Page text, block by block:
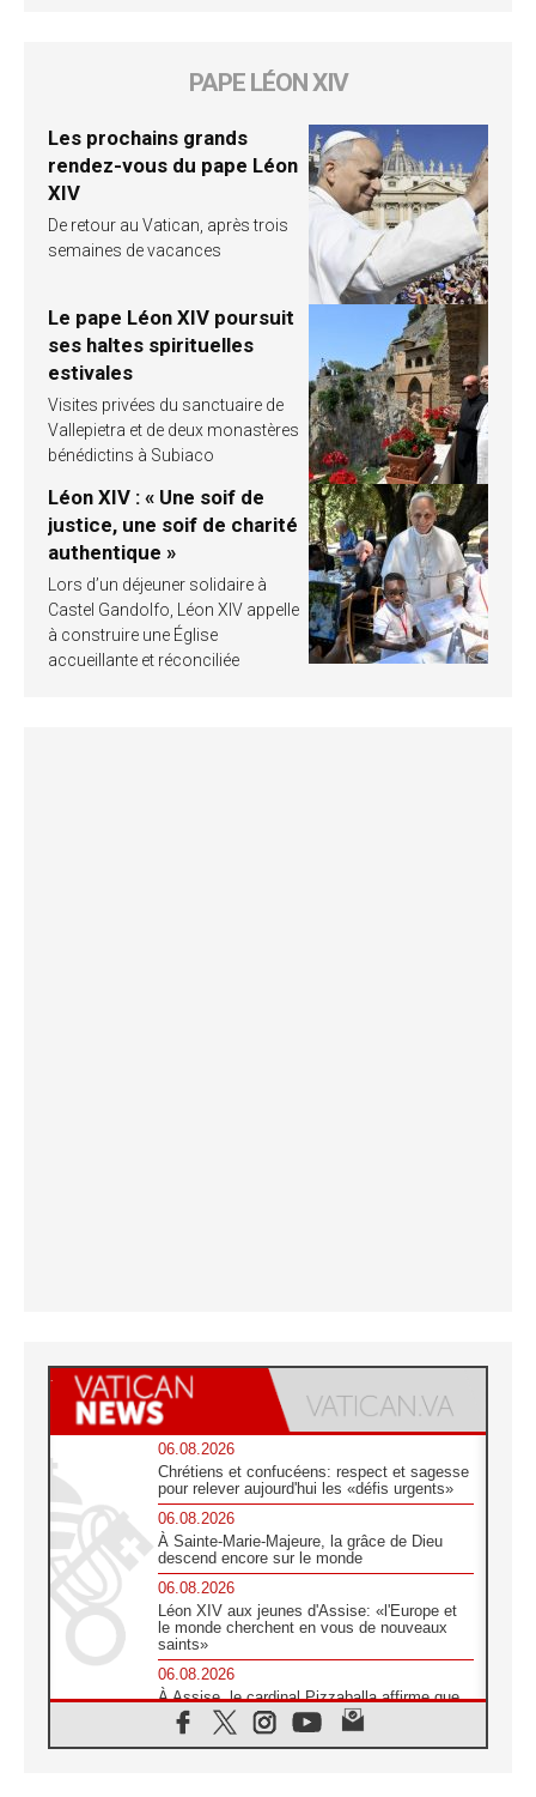
PAPE LÉON XIV
Les prochains grands
rendez-vous du pape Léon
XIV
De retour au Vatican, après trois
semaines de vacances
Le pape Léon XIV poursuit
ses haltes spirituelles
estivales
Visites privées du sanctuaire de
Vallepietra et de deux monastères
bénédictins à Subiaco
Léon XIV : « Une soif de
justice, une soif de charité
authentique »
Lors d’un déjeuner solidaire à
Castel Gandolfo, Léon XIV appelle
à construire une Église
accueillante et réconciliée
06.08.2026
Chrétiens et confucéens: respect et sagesse
pour relever aujourd'hui les «défis urgents»
06.08.2026
À Sainte-Marie-Majeure, la grâce de Dieu
descend encore sur le monde
06.08.2026
Léon XIV aux jeunes d'Assise: «l'Europe et
le monde cherchent en vous de nouveaux
saints»
06.08.2026
À Assise, le cardinal Pizzaballa affirme que
«les chrétiens veulent la paix»
06.08.2026